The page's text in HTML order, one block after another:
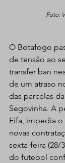
Foto:
O Botafogo
de tensão ao
transfer ban
de um atraso
das parcelas
Segovinha. A
Fifa, impedia
novas
sexta-feira (28/
do futebol